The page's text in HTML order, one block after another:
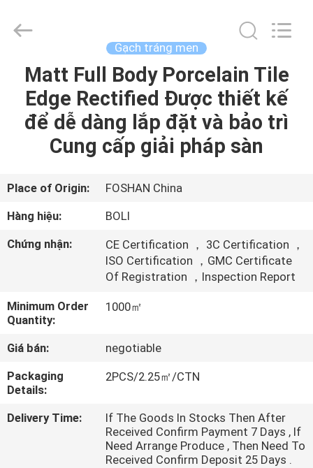
NHÀ
SẢN
PHẨM
VIDEO
CHÚNG
CHUYẾN
THAM
QUAN
NHÀ
MÁY
CERAMICS
Reserved.
Gạch tráng men
Matt Full Body Porcelain Tile
Edge Rectified Được thiết kế
để dễ dàng lắp đặt và bảo trì
Cung cấp giải pháp sàn
Place of Origin:
FOSHAN China
Hàng hiệu:
BOLI
Chứng nhận:
CE Certification ， 3C Certification ，
ISO Certification ，GMC Certificate
Of Registration ，Inspection Report
Minimum Order
Quantity:
1000㎡
Giá bán:
negotiable
Packaging
Details:
2PCS/2.25㎡/CTN
Delivery Time:
If The Goods In Stocks Then After
Received Confirm Payment 7 Days , If
Need Arrange Produce , Then Need To
Received Confirm Deposit 25 Days .